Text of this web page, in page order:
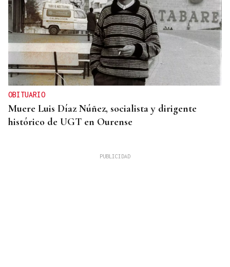
OBITUARIO
Muere Luis Díaz Núñez, socialista y dirigente
histórico de UGT en Ourense